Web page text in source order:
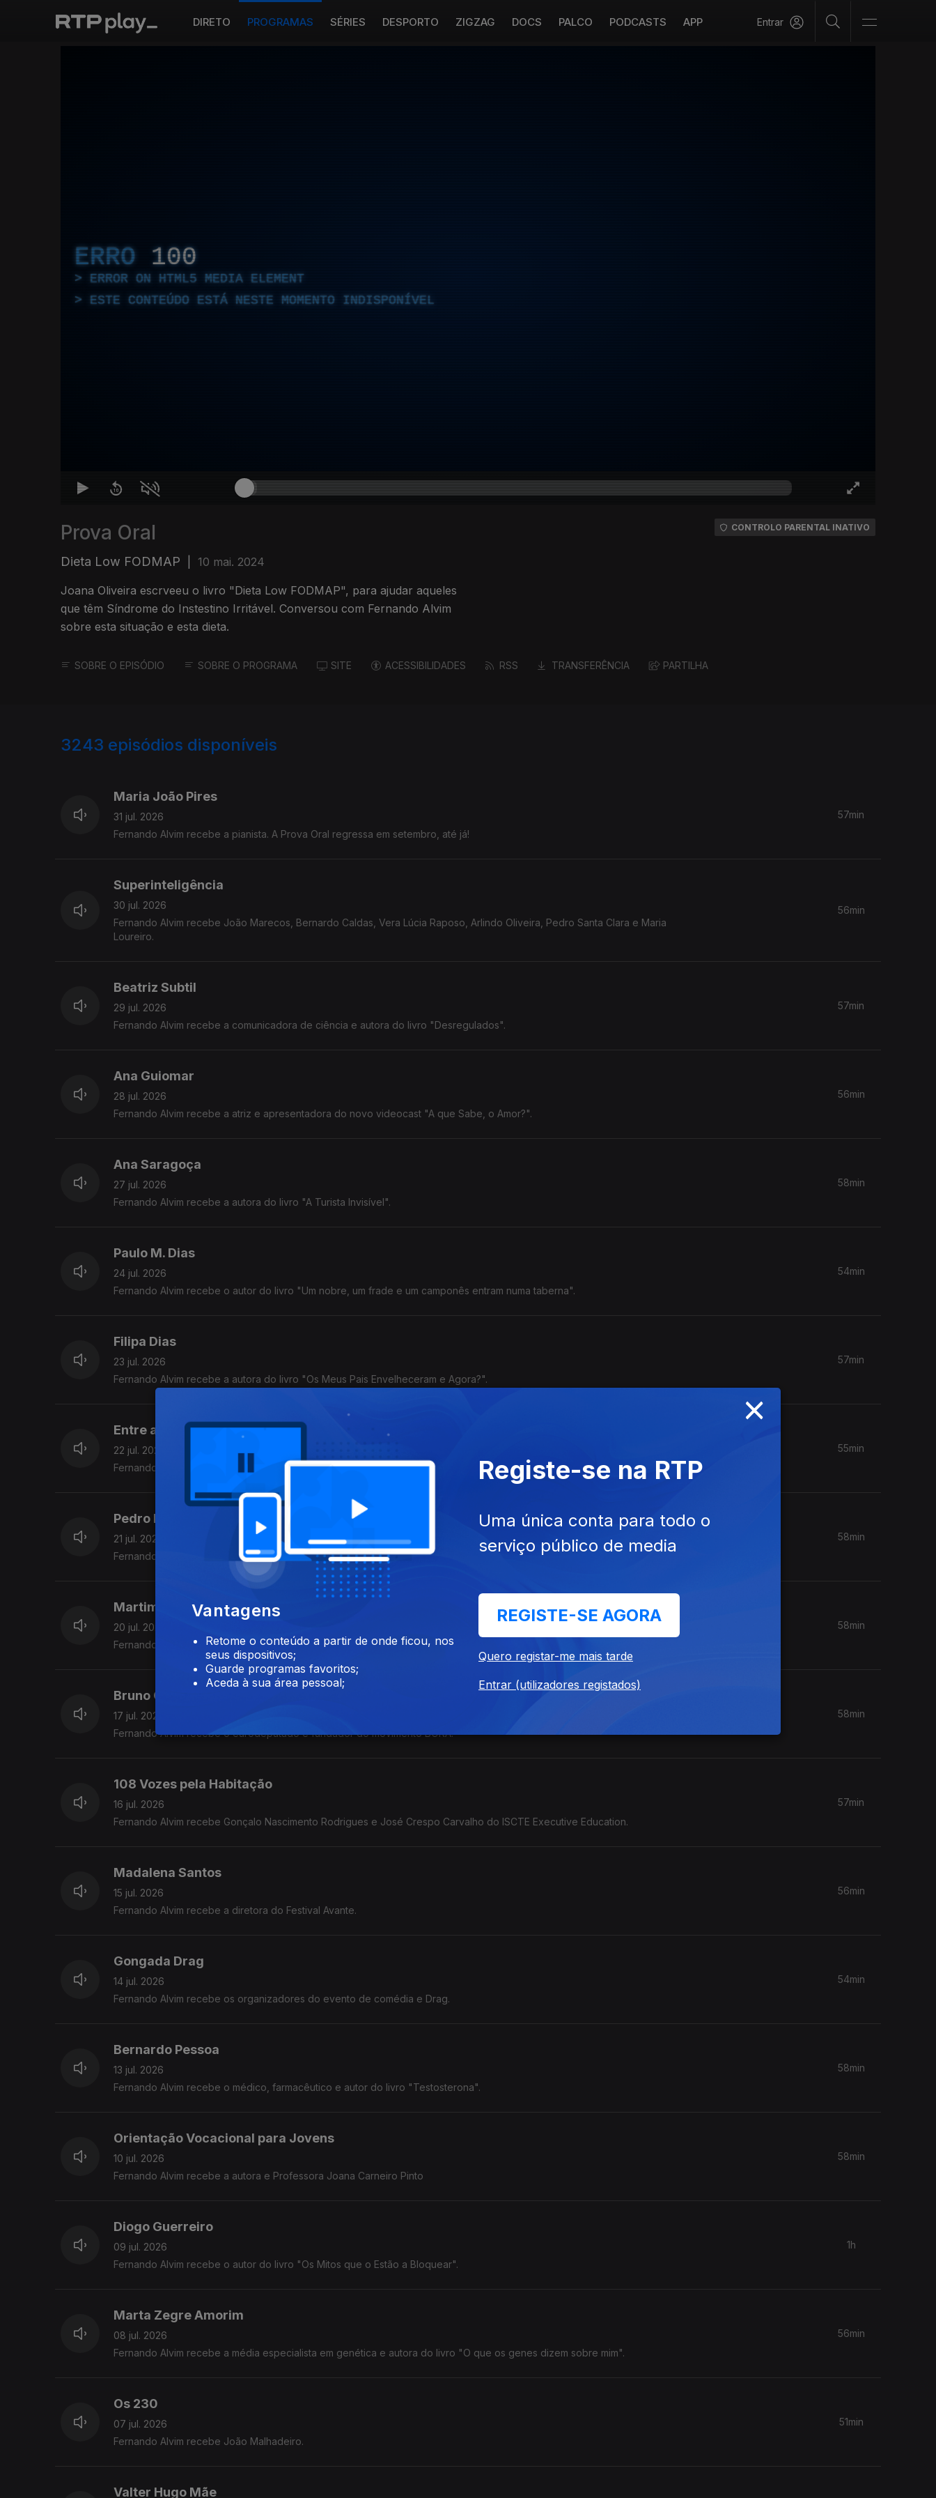
DIRETO PROGRAMAS SÉRIES DESPORTO ZIGZAG DOCS PALCO PODCASTS APP Entrar
ERRO 100
ERROR ON HTML5 MEDIA ELEMENT
ESTE CONTEÚDO ESTÁ NESTE MOMENTO INDISPONÍVEL
Prova Oral
Dieta Low FODMAP 10 mai. 2024
Joana Oliveira escrveeu o livro "Dieta Low FODMAP", para ajudar aqueles
que têm Síndrome do Instestino Irritável. Conversou com Fernando Alvim
sobre esta situação e esta dieta.
CONTROLO PARENTAL INATIVO
SOBRE O EPISÓDIO SOBRE O PROGRAMA SITE ACESSIBILIDADES RSS TRANSFERÊNCIA PARTILHA
3243 episódios disponíveis
Maria João Pires
31 jul. 2026
Fernando Alvim recebe a pianista. A Prova Oral regressa em setembro, até já!
57min
Superinteligência
30 jul. 2026
Fernando Alvim recebe João Marecos, Bernardo Caldas, Vera Lúcia Raposo, Arlindo Oliveira, Pedro Santa Clara e Maria
Loureiro.
56min
Beatriz Subtil
29 jul. 2026
Fernando Alvim recebe a comunicadora de ciência e autora do livro "Desregulados".
57min
Ana Guiomar
28 jul. 2026
Fernando Alvim recebe a atriz e apresentadora do novo videocast "A que Sabe, o Amor?".
56min
Ana Saragoça
27 jul. 2026
Fernando Alvim recebe a autora do livro "A Turista Invisível".
58min
Paulo M. Dias
24 jul. 2026
Fernando Alvim recebe o autor do livro "Um nobre, um frade e um camponês entram numa taberna".
54min
Filipa Dias
23 jul. 2026
Fernando Alvim recebe a autora do livro "Os Meus Pais Envelheceram e Agora?".
57min
Entre a Arte e o Algoritmo
22 jul. 2026
Fernando Alvim conversa com Paula Cristina Cunha, Legendary Tigerman, Tozé Brito e Sam The Kid.
55min
Pedro Pires
21 jul. 2026
Fernando Alvim recebe o criativo.
58min
Martim Sousa Tavares
20 jul. 2026
Fernando Alvim recebe o maestro e autor.
58min
Bruno Gonçalves
17 jul. 2026
Fernando Alvim recebe o eurodeputado e fundador do movimento BORA.
58min
108 Vozes pela Habitação
16 jul. 2026
Fernando Alvim recebe Gonçalo Nascimento Rodrigues e José Crespo Carvalho do ISCTE Executive Education.
57min
Madalena Santos
15 jul. 2026
Fernando Alvim recebe a diretora do Festival Avante.
56min
Gongada Drag
14 jul. 2026
Fernando Alvim recebe os organizadores do evento de comédia e Drag.
54min
Bernardo Pessoa
13 jul. 2026
Fernando Alvim recebe o médico, farmacêutico e autor do livro "Testosterona".
58min
Orientação Vocacional para Jovens
10 jul. 2026
Fernando Alvim recebe a autora e Professora Joana Carneiro Pinto
58min
Diogo Guerreiro
09 jul. 2026
Fernando Alvim recebe o autor do livro "Os Mitos que o Estão a Bloquear".
1h
Marta Zegre Amorim
08 jul. 2026
Fernando Alvim recebe a média especialista em genética e autora do livro "O que os genes dizem sobre mim".
56min
Os 230
07 jul. 2026
Fernando Alvim recebe João Malhadeiro.
51min
Valter Hugo Mãe
×
Vantagens
Retome o conteúdo a partir de onde ficou, nos
seus dispositivos;
Guarde programas favoritos;
Aceda à sua área pessoal;
Registe-se na RTP
Uma única conta para todo o
serviço público de media
REGISTE-SE AGORA
Quero registar-me mais tarde
Entrar (utilizadores registados)